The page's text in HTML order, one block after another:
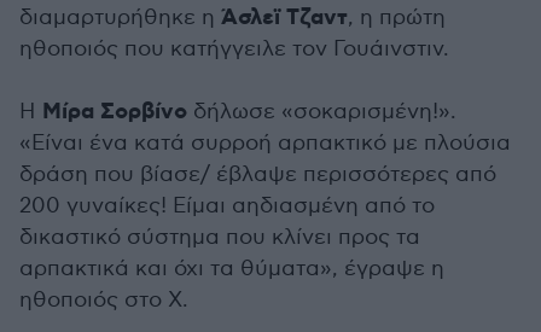
διαμαρτυρήθηκε η Άσλεϊ Τζαντ, η πρώτη
ηθοποιός που κατήγγειλε τον Γουάινστιν.
Η Μίρα Σορβίνο δήλωσε «σοκαρισμένη!».
«Είναι ένα κατά συρροή αρπακτικό με πλούσια
δράση που βίασε/ έβλαψε περισσότερες από
200 γυναίκες! Είμαι αηδιασμένη από το
δικαστικό σύστημα που κλίνει προς τα
αρπακτικά και όχι τα θύματα», έγραψε η
ηθοποιός στο Χ.